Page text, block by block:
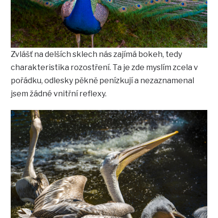
Zvlášť na delších sklech nás zajímá bokeh, tedy
charakteristika rozostření. Ta je zde myslím zcela v
pořádku, odlesky pěkně penízkují a nezaznamenal
jsem žádné vnitřní reflexy.